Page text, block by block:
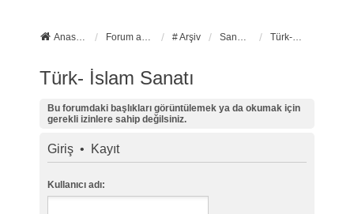
Anasayfa Forum ana sayfa # Arşiv Sanat Tarihi Türk- İslam Sanatı
Türk- İslam Sanatı
Bu forumdaki başlıkları görüntülemek ya da okumak için
gerekli izinlere sahip değilsiniz.
Giriş• Kayıt
Kullanıcı adı: